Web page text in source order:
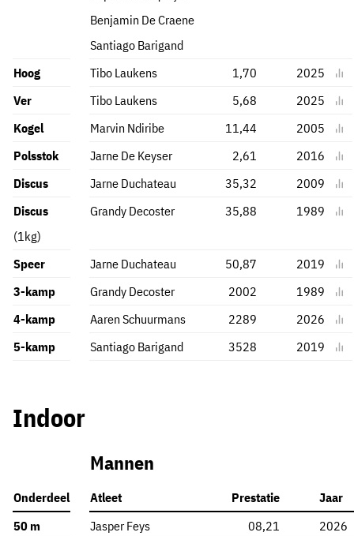
Benjamin De Craene
Santiago Barigand
Hoog Tibo Laukens 1,70
2025
Ver
Tibo Laukens 5,68
2025
Kogel
Marvin Ndiribe 11,44
2005
Polsstok
Jarne De Keyser 2,61
2016
Discus
Jarne Duchateau 35,32
2009
Discus
(1kg)
Grandy Decoster 35,88 1989
Speer Jarne Duchateau 50,87
2019
3-kamp
Grandy Decoster 2002
1989
4-kamp
Aaren Schuurmans 2289
2026
5-kamp
Santiago Barigand 3528 2019
Indoor
Mannen
Onderdeel Atleet Prestatie
Jaar
50 m
Jasper Feys 08,21
2026